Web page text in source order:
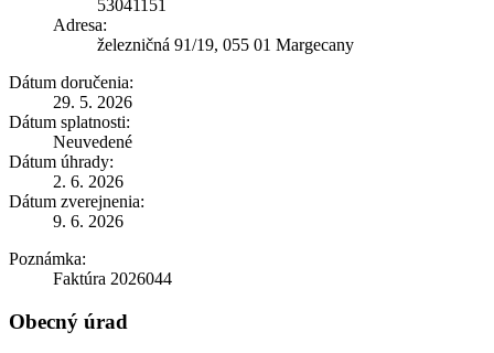
53041151
Adresa:
železničná 91/19, 055 01 Margecany
Dátum doručenia:
29. 5. 2026
Dátum splatnosti:
Neuvedené
Dátum úhrady:
2. 6. 2026
Dátum zverejnenia:
9. 6. 2026
Poznámka:
Faktúra 2026044
Obecný úrad